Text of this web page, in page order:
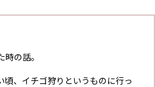
の話。
頃、イチゴ狩りというものに行っ